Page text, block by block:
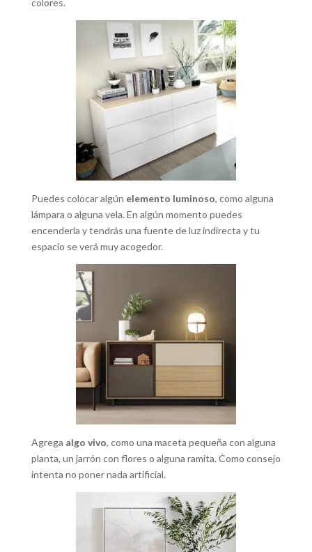
Puedes colocar algún elemento luminoso, como alguna
lámpara o alguna vela. En algún momento puedes
encenderla y tendrás una fuente de luz indirecta y tu
espacio se verá muy acogedor.
Agrega algo vivo, como una maceta pequeña con alguna
planta, un jarrón con flores o alguna ramita. Como consejo
intenta no poner nada artificial.